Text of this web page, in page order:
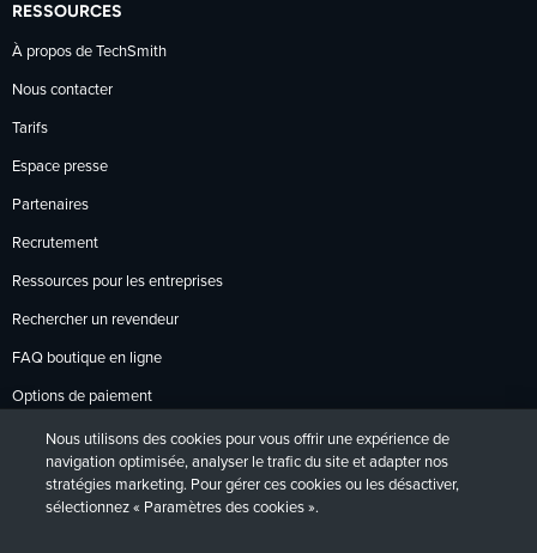
RESSOURCES
À propos de TechSmith
Nous contacter
Tarifs
Espace presse
Partenaires
Recrutement
Ressources pour les entreprises
Rechercher un revendeur
FAQ boutique en ligne
Options de paiement
Politique de retour
Nous utilisons des cookies pour vous offrir une expérience de
navigation optimisée, analyser le trafic du site et adapter nos
stratégies marketing. Pour gérer ces cookies ou les désactiver,
sélectionnez « Paramètres des cookies ».